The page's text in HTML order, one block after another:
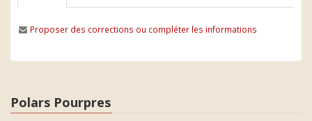
Proposer des corrections ou compléter les informations
Polars Pourpres